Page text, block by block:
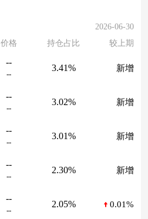
2026-06-30
价格 持仓占比 较上期
--
--
3.41% 新增
--
--
3.02% 新增
--
--
3.01% 新增
--
--
2.30% 新增
--
--
2.05% 0.01%